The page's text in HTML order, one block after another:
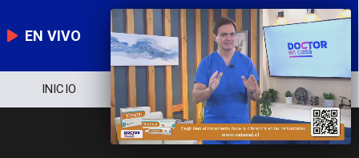
EN VIVO
NOTICIERO POLÍTICA ECONOMÍA